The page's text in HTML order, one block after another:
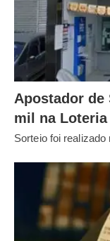
Apostador de
mil na Loteria
Sorteio foi realizado